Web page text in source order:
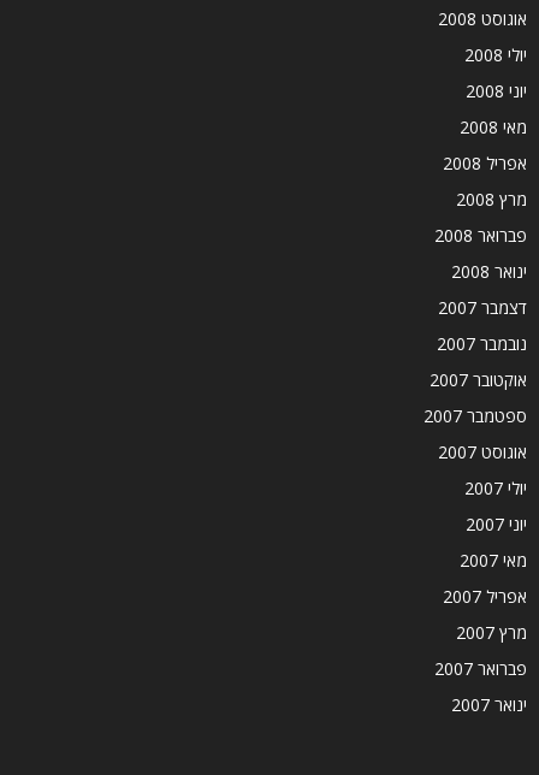
אוגוסט 2008
יולי 2008
יוני 2008
מאי 2008
אפריל 2008
מרץ 2008
פברואר 2008
ינואר 2008
דצמבר 2007
נובמבר 2007
אוקטובר 2007
ספטמבר 2007
אוגוסט 2007
יולי 2007
יוני 2007
מאי 2007
אפריל 2007
מרץ 2007
פברואר 2007
ינואר 2007